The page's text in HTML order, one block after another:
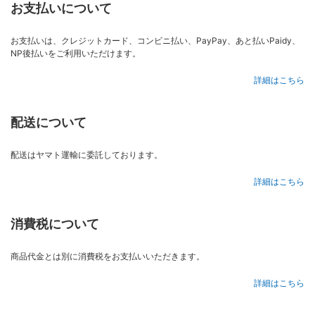
お支払いについて
お支払いは、クレジットカード、コンビニ払い、PayPay、あと払いPaidy、
NP後払いをご利用いただけます。
詳細はこちら
配送について
配送はヤマト運輸に委託しております。
詳細はこちら
消費税について
商品代金とは別に消費税をお支払いいただきます。
詳細はこちら